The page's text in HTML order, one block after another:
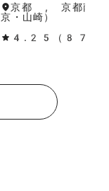
京都 , 京都南部
京・山崎）
4.25（87件の